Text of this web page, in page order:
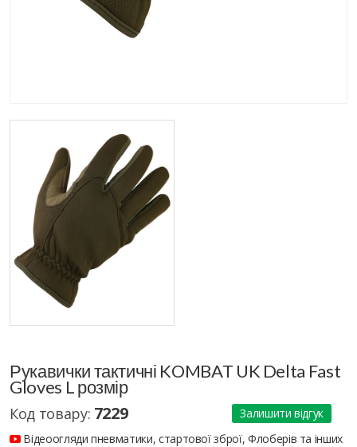
Рукавички тактичні KOMBAT UK Delta Fast
Gloves L розмір
Код товару: 7229
Залишити відгук
Відеоогляди пневматики, стартової зброї, Флоберів та інших